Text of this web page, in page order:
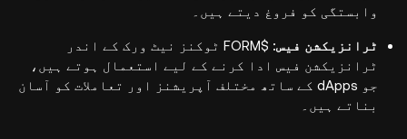
وابستگی کو فروغ دیتے ہیں۔
ٹرانزیکشن فیس:
$FORM ٹوکنز نیٹ ورک کے اندر
ٹرانزیکشن فیس ادا کرنے کے لیے استعمال ہوتے ہیں،
جو dApps کے ساتھ مختلف آپریشنز اور تعاملات کو آسان
بناتے ہیں۔